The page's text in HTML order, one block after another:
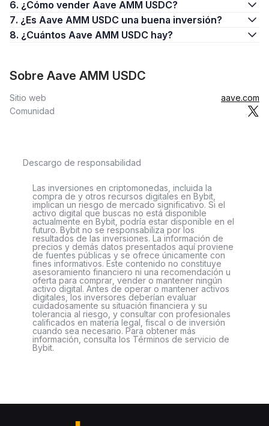
6. ¿Cómo vender Aave AMM USDC?
7. ¿Es Aave AMM USDC una buena inversión?
8. ¿Cuántos Aave AMM USDC hay?
Sobre Aave AMM USDC
Sitio web
aave.com
Comunidad
Descargo de responsabilidad
Las inversiones en criptomonedas, incluida la
compra de y otros recursos digitales en Bybit,
implican un riesgo de mercado significativo. Si el
activo digital que buscas no está disponible
actualmente en Bybit, podría estar disponible en el
futuro. Bybit no se responsabiliza por los
resultados de las inversiones. La información de
precios y demás datos presentados aquí proviene
de fuentes públicas y se ofrece únicamente con
fines informativos. Este contenido no constituye
asesoramiento financiero ni una recomendación u
oferta para comprar, vender o mantener ningún
activo digital. Antes de operar o mantener activos
digitales, los inversores deberían evaluar
cuidadosamente su situación financiera y su
tolerancia al riesgo, y consultar con profesionales
calificados en materia legal, fiscal o de inversión
cuando sea necesario. Para obtener más
información, consulta los Términos de servicio de
Bybit.